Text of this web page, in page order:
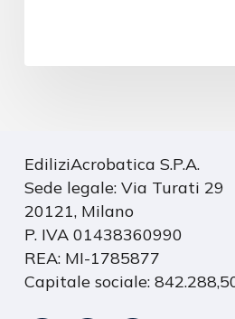
EdiliziAcrobatica S.P.A.
Sede legale: Via Turati 29
20121, Milano
P. IVA 01438360990
REA: MI-1785877
Capitale sociale: